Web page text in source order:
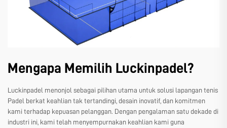
Mengapa Memilih Luckinpadel?
Luckinpadel menonjol sebagai pilihan utama untuk solusi lapangan tenis
Padel berkat keahlian tak tertandingi, desain inovatif, dan komitmen
kami terhadap kepuasan pelanggan. Dengan pengalaman satu dekade di
industri ini, kami telah menyempurnakan keahlian kami guna